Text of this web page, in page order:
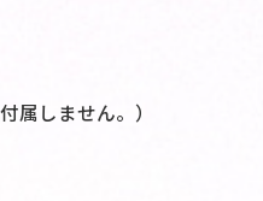
属しません。）